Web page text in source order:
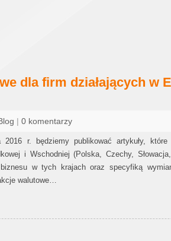
dla firm działających w
| 0 komentarzy
r. będziemy publikować artykuły, które
i Wschodniej (Polska, Czechy,
w tych krajach oraz specyfiką
walutowe…